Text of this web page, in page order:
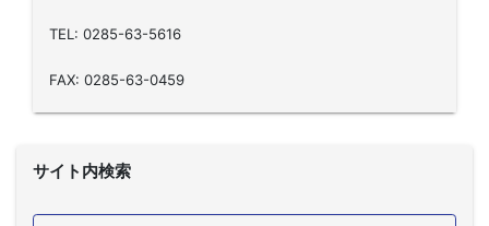
TEL: 0285-63-5616
FAX: 0285-63-0459
サイト内検索